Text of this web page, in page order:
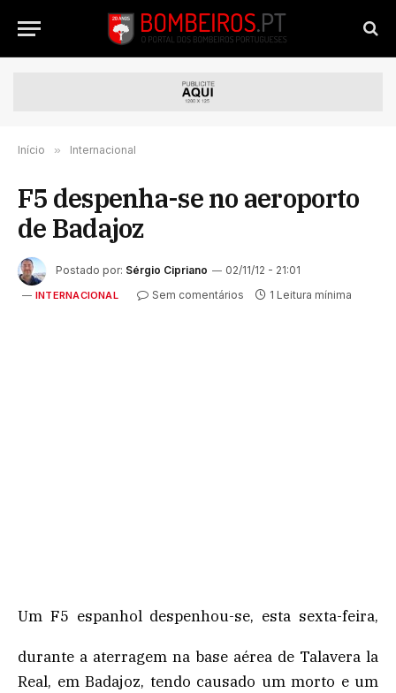
Início » Internacional
F5 despenha-se no aeroporto
de Badajoz
Postado por: Sérgio Cipriano 02/11/12 - 21:01
INTERNACIONAL Sem comentários 1 Leitura mínima
Um F5 espanhol despenhou-se, esta sexta-feira,
durante a aterragem na base aérea de Talavera la
Real, em Badajoz, tendo causado um morto e um